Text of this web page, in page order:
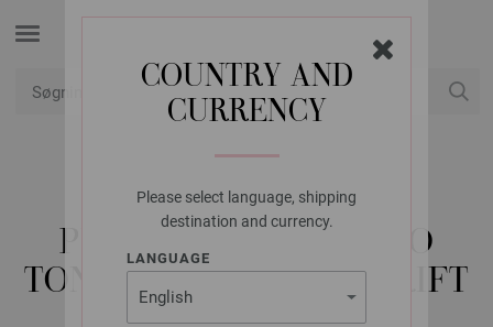
COUNTRY AND
CURRENCY
Please select language, shipping
destination and currency.
LANGUAGE
LANA GROSSA
PULLOVER GOMITOLO
TONO - STRIKKEOPSKRIFT